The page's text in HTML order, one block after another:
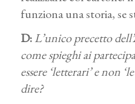
funziona una storia, se
D: L’unico precetto
come spieghi ai
essere ‘letterari’ e non
dire?